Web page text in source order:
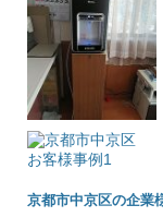
京都市中京区の企業